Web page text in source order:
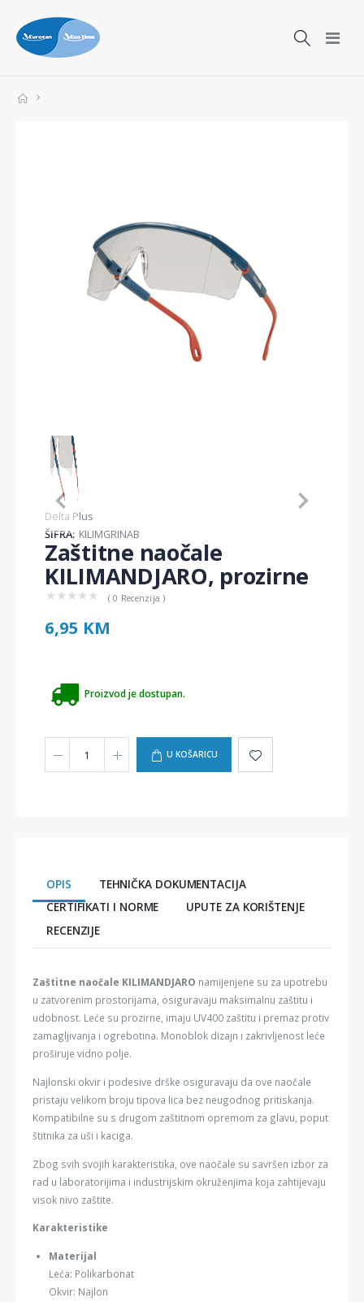
Item
1
of
1
Delta Plus
ŠIFRA: KILIMGRINAB
Zaštitne naočale
KILIMANDJARO, prozirne
★ ★ ★ ★ ★ ( 0 Recenzija )
6,95 KM
Proizvod je dostupan.
U KOŠARICU
OPIS
TEHNIČKA DOKUMENTACIJA
CERTIFIKATI I NORME
UPUTE ZA KORIŠTENJE
RECENZIJE
Zaštitne naočale KILIMANDJARO namijenjene su za upotrebu
u zatvorenim prostorijama, osiguravaju maksimalnu zaštitu i
udobnost. Leće su prozirne, imaju UV400 zaštitu i premaz protiv
zamagljivanja i ogrebotina. Monoblok dizajn i zakrivljenost leće
proširuje vidno polje.
Najlonski okvir i podesive drške osiguravaju da ove naočale
pristaju velikom broju tipova lica bez neugodnog pritiskanja.
Kompatibilne su s drugom zaštitnom opremom za glavu, poput
štitnika za uši i kaciga.
Zbog svih svojih karakteristika, ove naočale su savršen izbor za
rad u laboratorijima i industrijskim okruženjima koja zahtijevaju
visok nivo zaštite.
Karakteristike
Materijal
Leća: Polikarbonat
Okvir: Najlon